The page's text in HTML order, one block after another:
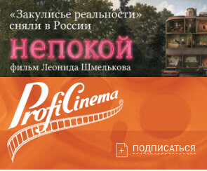
ПОДПИСАТЬСЯ